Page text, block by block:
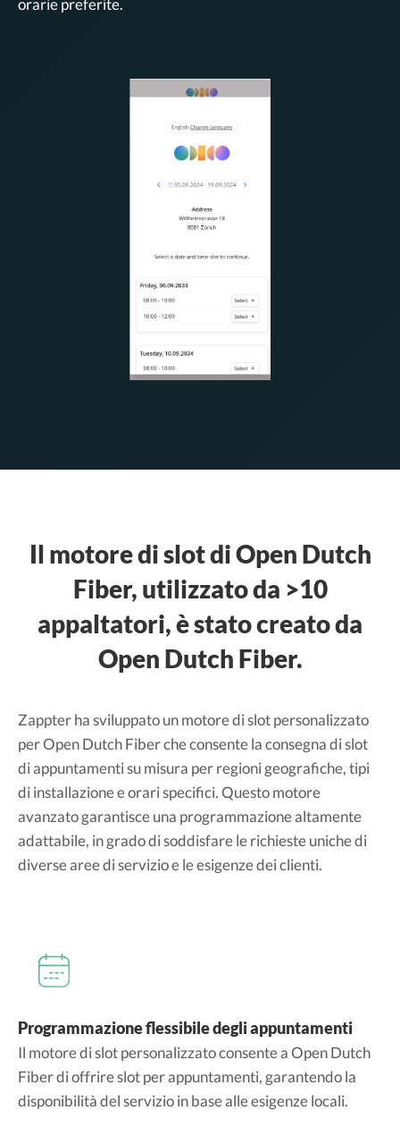
orarie preferite.
Il motore di slot di Open Dutch
Fiber, utilizzato da >10
appaltatori, è stato creato da
Open Dutch Fiber.
Zappter ha sviluppato un motore di slot personalizzato
per Open Dutch Fiber che consente la consegna di slot
di appuntamenti su misura per regioni geografiche, tipi
di installazione e orari specifici. Questo motore
avanzato garantisce una programmazione altamente
adattabile, in grado di soddisfare le richieste uniche di
diverse aree di servizio e le esigenze dei clienti.
Programmazione flessibile degli appuntamenti
Il motore di slot personalizzato consente a Open Dutch
Fiber di offrire slot per appuntamenti, garantendo la
disponibilità del servizio in base alle esigenze locali.